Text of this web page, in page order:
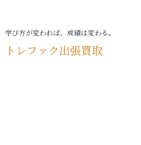
学び方が変われば、成績は変わる。
トレファク出張買取